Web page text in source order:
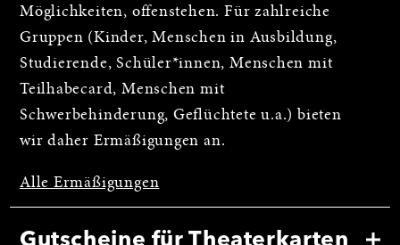
Möglichkeiten, offenstehen. Für zahlreiche
Gruppen (Kinder, Menschen in Ausbildung,
Studierende, Schüler*innen, Menschen mit
Teilhabecard, Menschen mit
Schwerbehinderung, Geflüchtete u.a.) bieten
wir daher Ermäßigungen an.
Alle Ermäßigungen